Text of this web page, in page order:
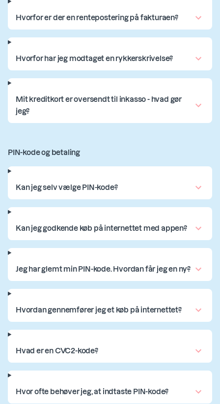
Hvorfor er der en rentepostering på fakturaen?
Hvorfor har jeg modtaget en rykkerskrivelse?
Mit kreditkort er oversendt til inkasso - hvad gør
jeg?
PIN-kode og betaling
Kan jeg selv vælge PIN-kode?
Kan jeg godkende køb på internettet med appen?
Jeg har glemt min PIN-kode. Hvordan får jeg en ny?
Hvordan gennemfører jeg et køb på internettet?
Hvad er en CVC2-kode?
Hvor ofte behøver jeg, at indtaste PIN-kode?